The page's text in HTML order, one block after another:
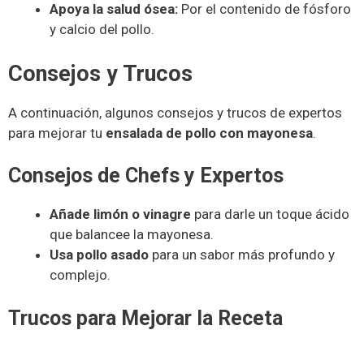
Apoya la salud ósea: Por el contenido de fósforo
y calcio del pollo.
Consejos y Trucos
A continuación, algunos consejos y trucos de expertos
para mejorar tu ensalada de pollo con mayonesa.
Consejos de Chefs y Expertos
Añade limón o vinagre para darle un toque ácido
que balancee la mayonesa.
Usa pollo asado para un sabor más profundo y
complejo.
Trucos para Mejorar la Receta